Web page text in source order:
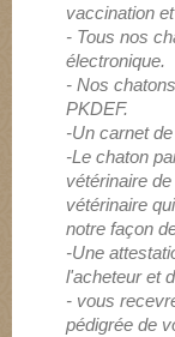
vaccination
- Tous nos
électronique.
- Nos
PKDEF.
-Un carnet
-Le chaton
vétérinaire
vétérinaire
notre façon
-Une
l'acheteur et
- vous
pédigrée de